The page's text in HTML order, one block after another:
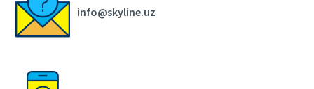
info@skyline.uz